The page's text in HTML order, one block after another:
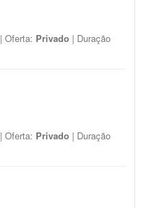
| Oferta: Privado | Duração
| Oferta: Privado | Duração